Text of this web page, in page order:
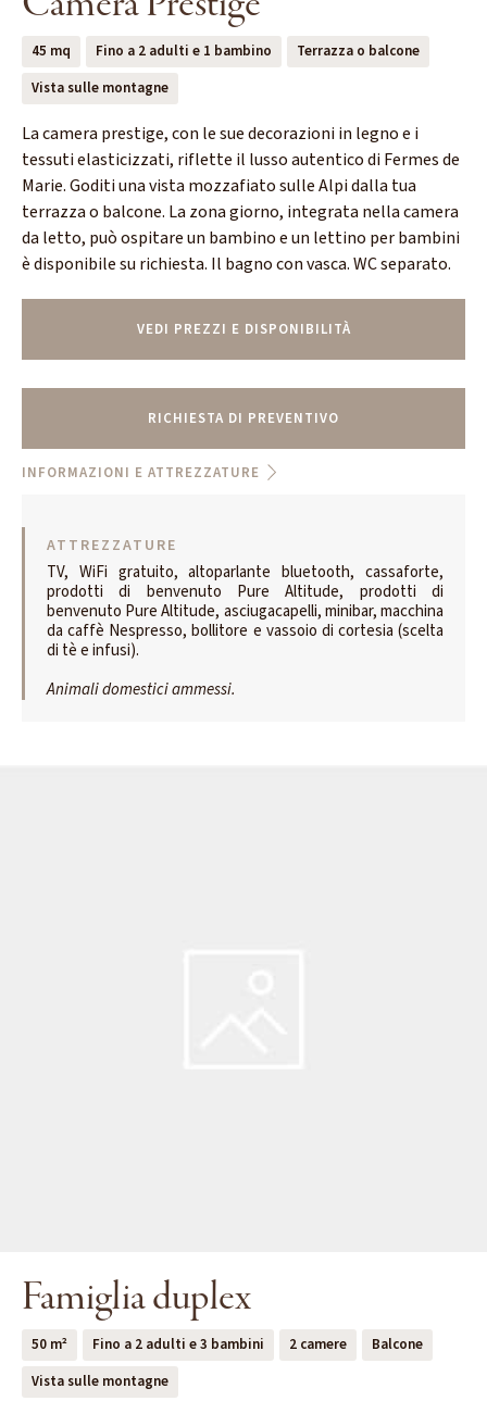
45 mq Fino a 2 adulti e 1 bambino
Terrazza o balcone
Vista sulle montagne
La camera prestige, con le sue decorazioni in legno e i
tessuti elasticizzati, riflette il lusso autentico di Fermes de
Marie. Goditi una vista mozzafiato sulle Alpi dalla tua
terrazza o balcone. La zona giorno, integrata nella camera
da letto, può ospitare un bambino e un lettino per bambini
è disponibile su richiesta. Il bagno con vasca. WC separato.
VEDI PREZZI E DISPONIBILITÀ
RICHIESTA DI PREVENTIVO
INFORMAZIONI E ATTREZZATURE
ATTREZZATURE
TV, WiFi gratuito, altoparlante bluetooth, cassaforte,
prodotti di benvenuto Pure Altitude, prodotti di
benvenuto Pure Altitude, asciugacapelli, minibar, macchina
da caffè Nespresso, bollitore e vassoio di cortesia (scelta
di tè e infusi).
Animali domestici ammessi.
Famiglia duplex
50 m² Fino a 2 adulti e 3 bambini 2 camere
Balcone
Vista sulle montagne